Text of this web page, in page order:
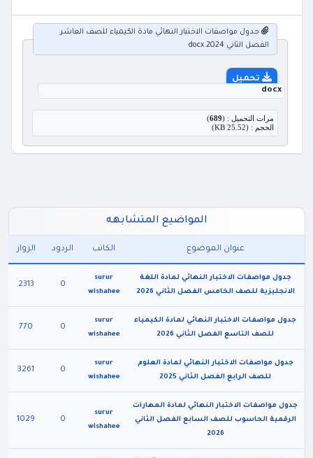
جدول مواصفات الاختبار النهائي مادة الكيمياء للصف العاشر
الفصل الثاني 2024.docx
تحميل
docx
مرات التحميل : (689
)
الحجم : (25.52 KB)
المواضيع المتشابهه
عنوان الموضوع الكاتب الردود الزوار
جدول مواصفات الاختبار النهائي لمادة اللغة
الانجليزية للصف الخامس الفصل الثاني 2026
surur
wishahee
0
2313
جدول مواصفات الاختبار النهائي لمادة الكيمياء
للصف التاسع الفصل الثاني 2026
surur
wishahee
0
770
جدول مواصفات الاختبار النهائي لمادة العلوم
للصف الرابع الفصل الثاني 2025
surur
wishahee
0
3261
جدول مواصفات الاختبار النهائي لمادة المهارات
الرقمية الحاسوب للصف السابع الفصل الثاني
2026
surur
wishahee
0
1029